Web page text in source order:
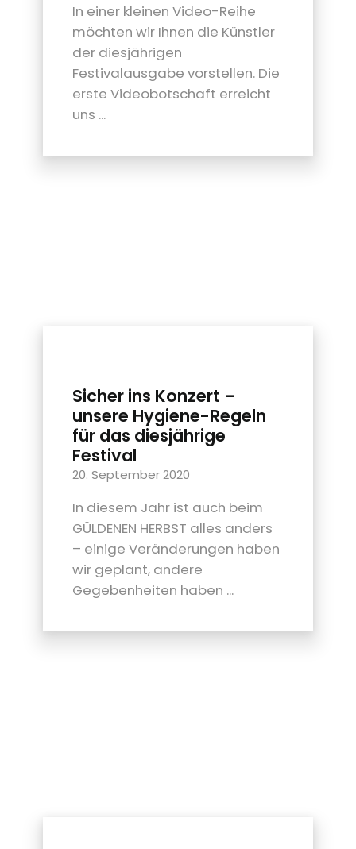
In einer kleinen Video-Reihe
möchten wir Ihnen die Künstler
der diesjährigen
Festivalausgabe vorstellen. Die
erste Videobotschaft erreicht
uns ...
Sicher ins Konzert –
unsere Hygiene-Regeln
für das diesjährige
Festival
20. September 2020
In diesem Jahr ist auch beim
GÜLDENEN HERBST alles anders
– einige Veränderungen haben
wir geplant, andere
Gegebenheiten haben ...